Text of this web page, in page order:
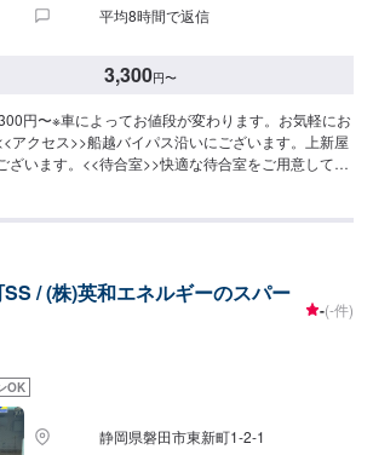
平均8時間で返信
3,300円〜
円〜※車によってお値段が変わります。お気軽にお
アクセス>>船越バイパス沿いにございます。上新屋
ざいます。<<待合室>>快適な待合室をご用意してお
/ (株)英和エネルギーのスパー
-(-件)
OK
静岡県磐田市東新町1-2-1